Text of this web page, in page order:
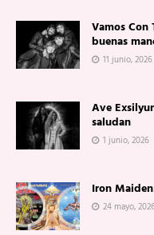
Vamos
buenas
11 junio, 2026
Ave
saludan
1 junio, 2026
Iron
24 mayo,